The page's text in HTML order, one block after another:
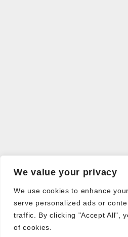
We value your privacy
We use cookies to enhance
serve personalized ads or
traffic. By clicking "Accept All",
of cookies.